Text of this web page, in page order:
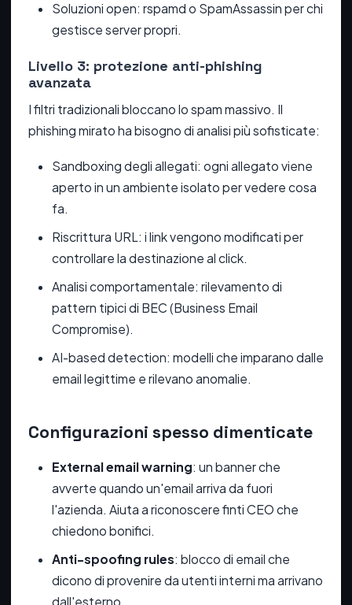
Soluzioni open: rspamd o SpamAssassin per chi
gestisce server propri.
Livello 3: protezione anti-phishing
avanzata
I filtri tradizionali bloccano lo spam massivo. Il
phishing mirato ha bisogno di analisi più sofisticate:
Sandboxing degli allegati: ogni allegato viene
aperto in un ambiente isolato per vedere cosa
fa.
Riscrittura URL: i link vengono modificati per
controllare la destinazione al click.
Analisi comportamentale: rilevamento di
pattern tipici di BEC (Business Email
Compromise).
AI-based detection: modelli che imparano dalle
email legittime e rilevano anomalie.
Configurazioni spesso dimenticate
External email warning: un banner che
avverte quando un'email arriva da fuori
l'azienda. Aiuta a riconoscere finti CEO che
chiedono bonifici.
Anti-spoofing rules: blocco di email che
dicono di provenire da utenti interni ma arrivano
dall'esterno.